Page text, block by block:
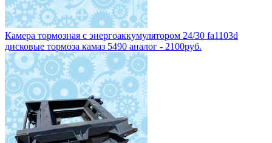
Камера тормозная с энергоаккумулятором 24/30 fa1103d
дисковые тормоза камаз 5490 аналог - 2100руб.